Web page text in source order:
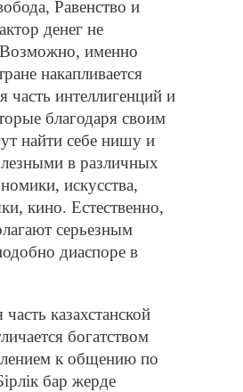
Равенство и
денег не
именно
накапливается
часть интеллигенций и
благодаря своим
найти себе нишу и
в различных
искусства,
кино. Естественно,
серьезным
диаспоре в
казахстанской
богатством
к общению по
iрлiк бар жерде